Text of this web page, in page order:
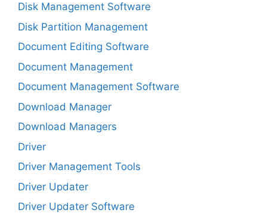
Disk Management Software
Disk Partition Management
Document Editing Software
Document Management
Document Management Software
Download Manager
Download Managers
Driver
Driver Management Tools
Driver Updater
Driver Updater Software